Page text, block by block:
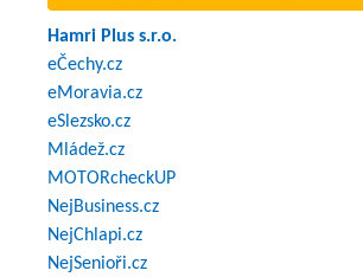
Hamri Plus s.r.o.
eČechy.cz
eMoravia.cz
eSlezsko.cz
Mládež.cz
MOTORcheckUP
NejBusiness.cz
NejChlapi.cz
NejSenioři.cz